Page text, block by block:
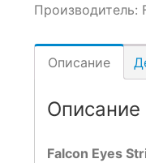
Производитель:
Описание
Описание
Falcon Eyes